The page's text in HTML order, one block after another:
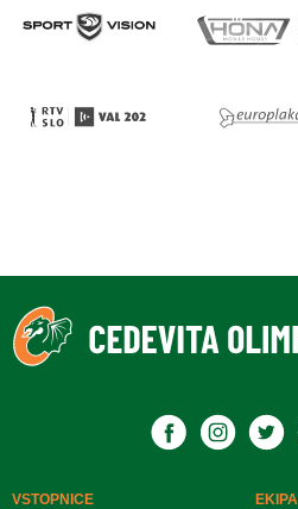
VSTOPNICE
EKIPA